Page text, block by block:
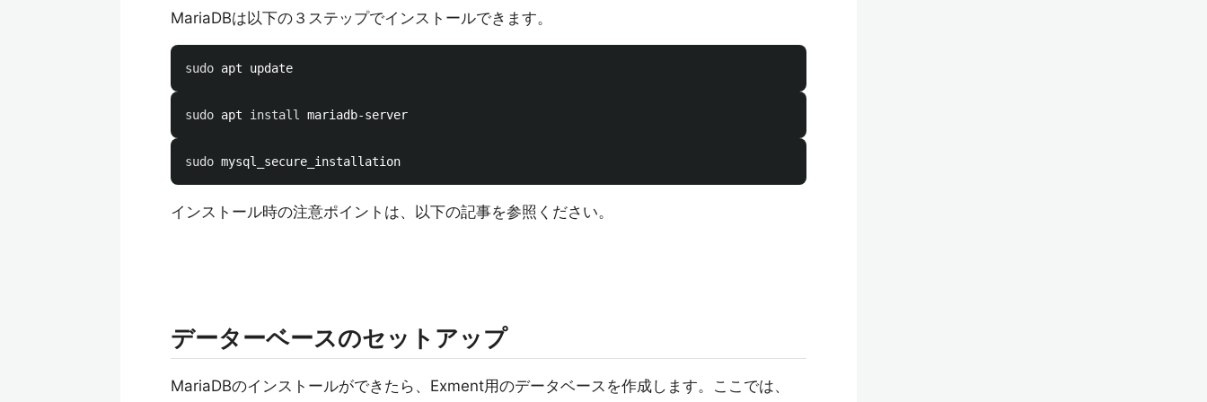
MariaDBは以下の３ステップでインストールできます。
sudo
sudo apt install
sudo
インストール時の注意ポイントは、以下の記事を参照ください。
データーベースのセットアップ
MariaDBのインストールができたら、Exment用のデータベースを作成します。ここでは、